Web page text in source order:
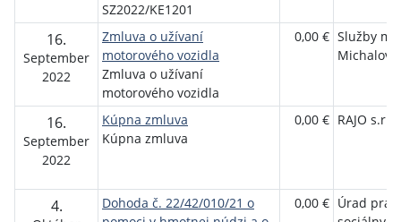
SZ2022/KE1201
16.
September
2022
Zmluva o užívaní
motorového vozidla
Zmluva o užívaní
motorového vozidla
0,00 € Služby
16.
September
2022
Kúpna zmluva
Kúpna zmluva
0,00 € RAJO s.r.o.
4.
Dohoda č. 22/42/010/21 o
0,00 € Úrad